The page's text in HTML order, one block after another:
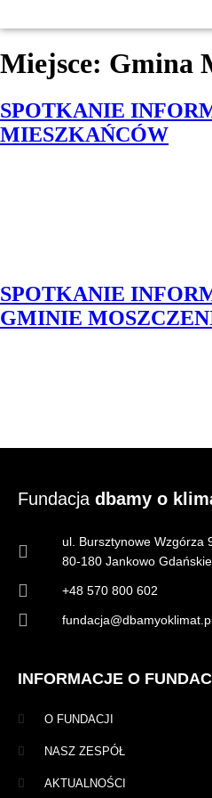
Miejsce: Gmina
SPOTKANIE
MIESZKAŃCÓW
SPOTKANIE
GMINIE
Fundacja dbamy o
ul. Bursztynowe Wzgórza
80-180 Jankowo Gdańskie
+48 570 800 602
INFORMACJE O
O FUNDACJI
NASZ ZESPÓŁ
AKTUALNOŚCI